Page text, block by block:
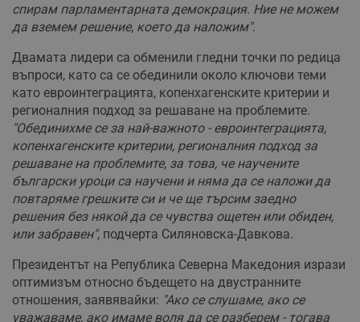
спирам парламентарната демокрация. Ние не можем
да вземем решение, което да наложим".
Двамата лидери са обменили гледни точки по редица
въпроси, като са се обединили около ключови теми
като евроинтеграцията, копенхагенските критерии и
регионалния подход за решаване на проблемите.
"Обединихме се за най-важното - евроинтеграцията,
копенхагенските критерии, регионалния подход за
решаване на проблемите, за това, че научените
български уроци са научени и няма да се наложи да
повтаряме грешките си и че ще търсим заедно
решения без някой да се чувства ощетен или обиден,
или забравен", подчерта Силяновска-Давкова.
Президентът на Република Северна Македония изрази
оптимизъм относно бъдещето на двустранните
отношения, заявявайки: "Ако се слушаме, ако се
уважаваме, ако имаме воля да се разберем - тогава